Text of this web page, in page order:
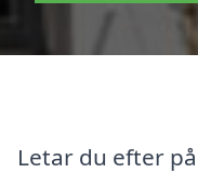
Letar du efter